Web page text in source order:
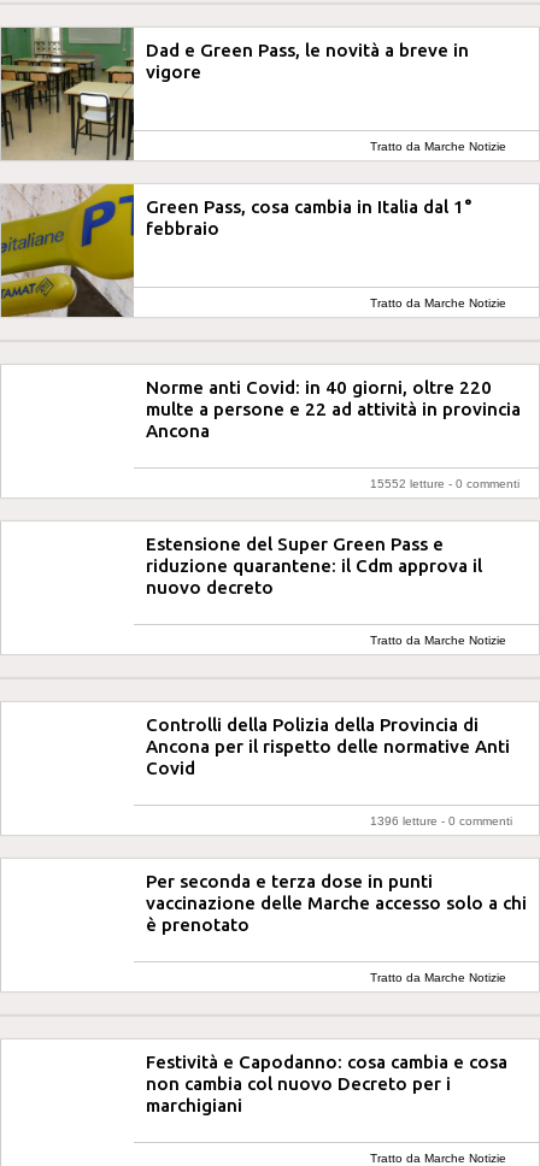
Dad e Green Pass, le novità a breve in
vigore
Tratto da Marche Notizie
Green Pass, cosa cambia in Italia dal 1°
febbraio
Tratto da Marche Notizie
Norme anti Covid: in 40 giorni, oltre 220
multe a persone e 22 ad attività in provincia
Ancona
15552 letture - 0 commenti
Estensione del Super Green Pass e
riduzione quarantene: il Cdm approva il
nuovo decreto
Tratto da Marche Notizie
Controlli della Polizia della Provincia di
Ancona per il rispetto delle normative Anti
Covid
1396 letture - 0 commenti
Per seconda e terza dose in punti
vaccinazione delle Marche accesso solo a chi
è prenotato
Tratto da Marche Notizie
Festività e Capodanno: cosa cambia e cosa
non cambia col nuovo Decreto per i
marchigiani
Tratto da Marche Notizie